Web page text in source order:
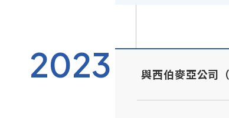
2023 與西伯麥亞公司